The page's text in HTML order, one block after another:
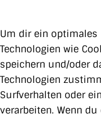
Um dir ein optimales
Technologien wie
speichern und/oder
Technologien
Surfverhalten oder
verarbeiten. Wenn